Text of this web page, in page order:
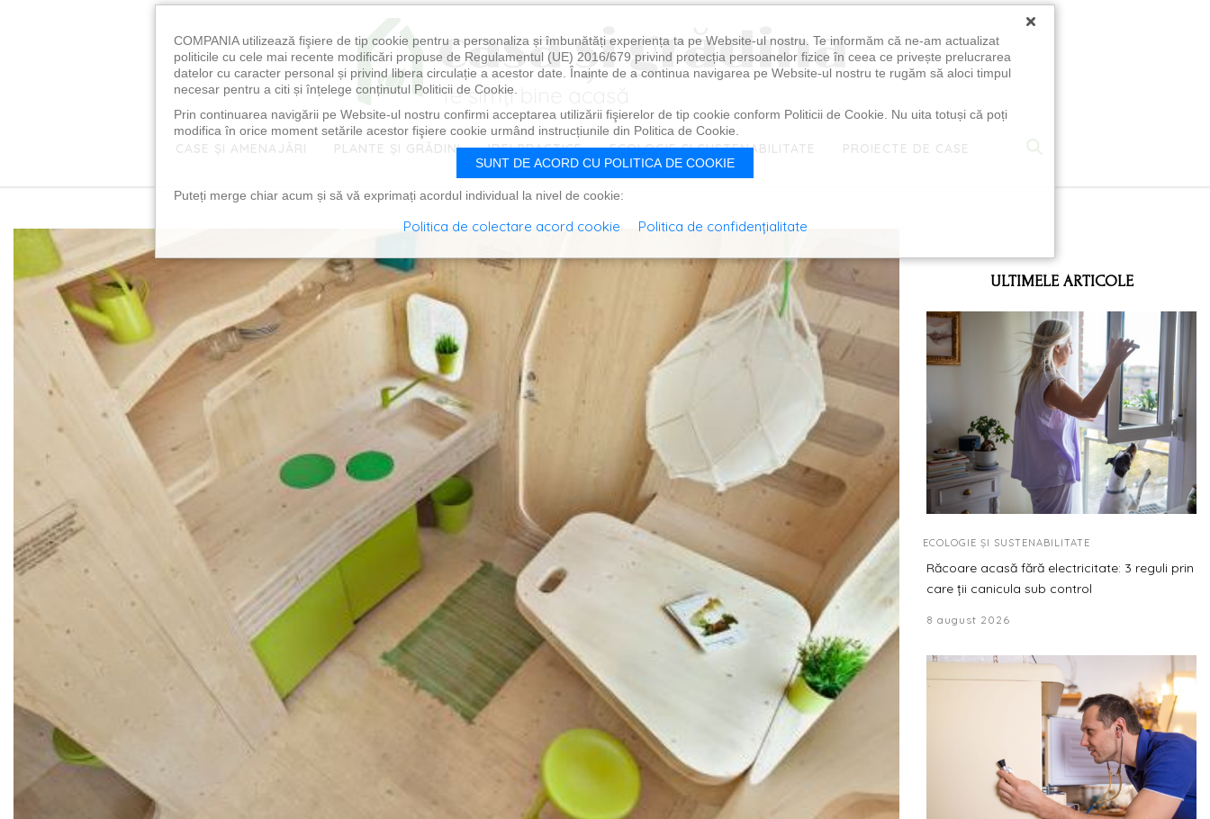
CASE ȘI AMENAJĂRI PLANTE ȘI GRĂDINI IDEI PRACTICE ECOLOGIE ȘI SUSTENABILITATE PROIECTE DE CASE
ULTIMELE ARTICOLE
ECOLOGIE ȘI SUSTENABILITATE
Răcoare acasă fără electricitate: 3 reguli prin
care ții canicula sub control
8 august 2026
×
COMPANIA utilizează fişiere de tip cookie pentru a personaliza și îmbunătăți experiența ta pe Website-ul nostru. Te informăm că ne-am actualizat
politicile cu cele mai recente modificări propuse de Regulamentul (UE) 2016/679 privind protecția persoanelor fizice în ceea ce privește prelucrarea
datelor cu caracter personal și privind libera circulație a acestor date. Înainte de a continua navigarea pe Website-ul nostru te rugăm să aloci timpul
necesar pentru a citi și înțelege conținutul Politicii de Cookie.
Prin continuarea navigării pe Website-ul nostru confirmi acceptarea utilizării fişierelor de tip cookie conform Politicii de Cookie. Nu uita totuși că poți
modifica în orice moment setările acestor fişiere cookie urmând instrucțiunile din Politica de Cookie.
SUNT DE ACORD CU POLITICA DE COOKIE
Puteți merge chiar acum și să vă exprimați acordul individual la nivel de cookie:
Politica de colectare acord cookie Politica de confidențialitate